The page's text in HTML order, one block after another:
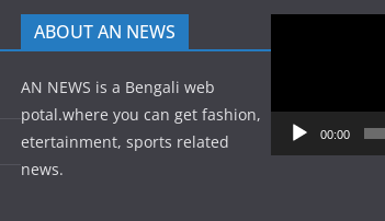
ABOUT AN NEWS
AN NEWS is a Bengali web
potal.where you can get fashion,
etertainment, sports related
news.
Player
00:00